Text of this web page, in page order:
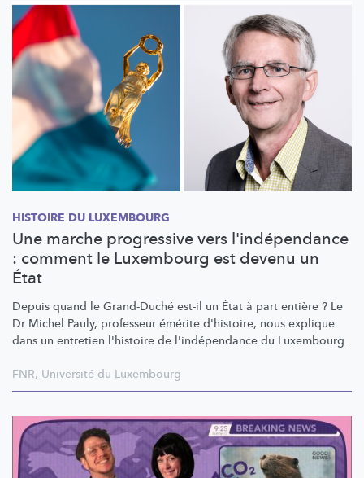
HISTOIRE DU LUXEMBOURG
Une marche progressive vers l'indépendance
: comment le Luxembourg est devenu un
État
Depuis quand le Grand-Duché est-il un État à part entière ? Le
Dr Michel Pauly, professeur émérite d'histoire, nous explique
dans un entretien l'histoire de l'indépendance du Luxembourg.
FNR, Université du Luxembourg